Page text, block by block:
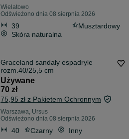
Wielatowo
Odświeżono dnia 08 sierpnia 2026
39
Musztardowy
Skóra naturalna
Graceland sandały espadryle
rozm.40/25,5 cm
Używane
70 zł
75,95 zł z Pakietem Ochronnym
Warszawa, Ursus
Odświeżono dnia 08 sierpnia 2026
40 Czarny Inny